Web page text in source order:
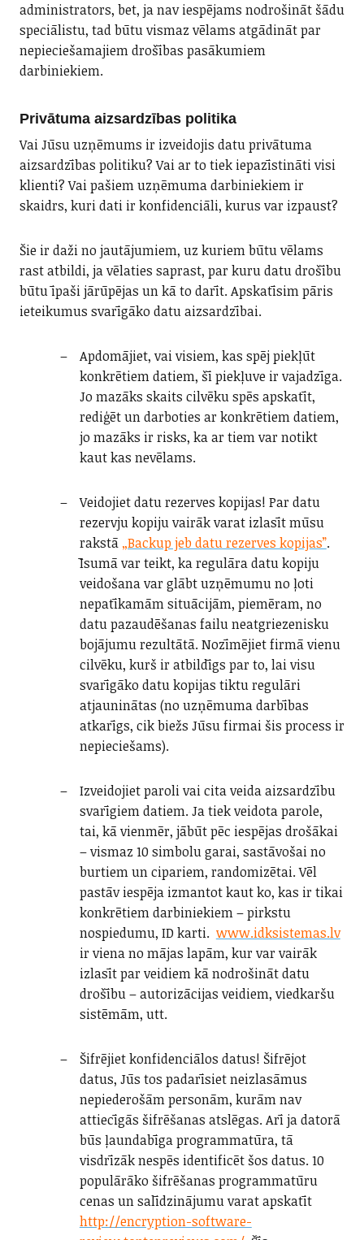
administrators, bet, ja nav iespējams nodrošināt šādu
speciālistu, tad būtu vismaz vēlams atgādināt par
nepieciešamajiem drošības pasākumiem
darbiniekiem.
Privātuma aizsardzības politika
Vai Jūsu uzņēmums ir izveidojis datu privātuma
aizsardzības politiku? Vai ar to tiek iepazīstināti visi
klienti? Vai pašiem uzņēmuma darbiniekiem ir
skaidrs, kuri dati ir konfidenciāli, kurus var izpaust?
Šie ir daži no jautājumiem, uz kuriem būtu vēlams
rast atbildi, ja vēlaties saprast, par kuru datu drošību
būtu īpaši jārūpējas un kā to darīt. Apskatīsim pāris
ieteikumus svarīgāko datu aizsardzībai.
Apdomājiet, vai visiem, kas spēj piekļūt
konkrētiem datiem, šī piekļuve ir vajadzīga.
Jo mazāks skaits cilvēku spēs apskatīt,
rediģēt un darboties ar konkrētiem datiem,
jo mazāks ir risks, ka ar tiem var notikt
kaut kas nevēlams.
Veidojiet datu rezerves kopijas! Par datu
rezervju kopiju vairāk varat izlasīt mūsu
rakstā „Backup jeb datu rezerves kopijas”.
Īsumā var teikt, ka regulāra datu kopiju
veidošana var glābt uzņēmumu no ļoti
nepatīkamām situācijām, piemēram, no
datu pazaudēšanas failu neatgriezenisku
bojājumu rezultātā. Nozīmējiet firmā vienu
cilvēku, kurš ir atbildīgs par to, lai visu
svarīgāko datu kopijas tiktu regulāri
atjauninātas (no uzņēmuma darbības
atkarīgs, cik biežs Jūsu firmai šis process ir
nepieciešams).
Izveidojiet paroli vai cita veida aizsardzību
svarīgiem datiem. Ja tiek veidota parole,
tai, kā vienmēr, jābūt pēc iespējas drošākai
– vismaz 10 simbolu garai, sastāvošai no
burtiem un cipariem, randomizētai. Vēl
pastāv iespēja izmantot kaut ko, kas ir tikai
konkrētiem darbiniekiem – pirkstu
nospiedumu, ID karti. www.idksistemas.lv
ir viena no mājas lapām, kur var vairāk
izlasīt par veidiem kā nodrošināt datu
drošību – autorizācijas veidiem, viedkaršu
sistēmām, utt.
Šifrējiet konfidenciālos datus! Šifrējot
datus, Jūs tos padarīsiet neizlasāmus
nepiederošām personām, kurām nav
attiecīgās šifrēšanas atslēgas. Arī ja datorā
būs ļaundabīga programmatūra, tā
visdrīzāk nespēs identificēt šos datus. 10
populārāko šifrēšanas programmatūru
cenas un salīdzinājumu varat apskatīt
http://encryption-software-